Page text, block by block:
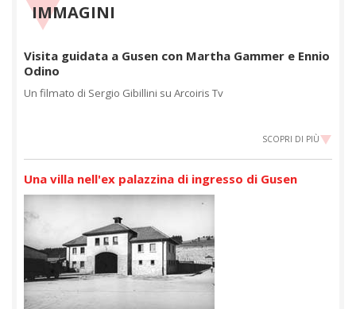
IMMAGINI
Visita guidata a Gusen con Martha Gammer e Ennio
Odino
Un filmato di Sergio Gibillini su Arcoiris Tv
SCOPRI DI PIÙ
Una villa nell'ex palazzina di ingresso di Gusen